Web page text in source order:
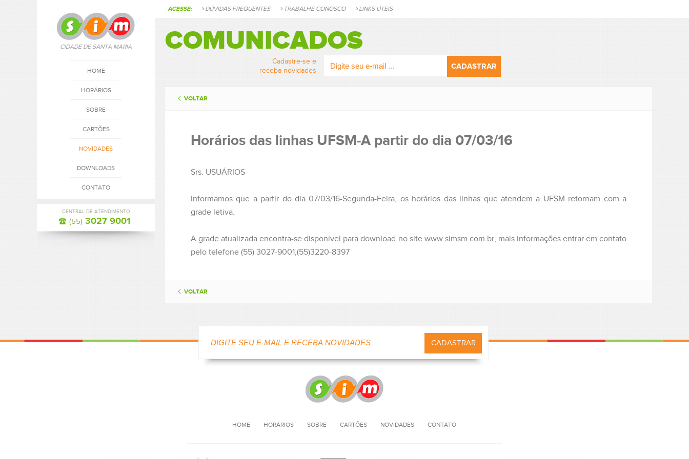
ACESSE: DÚVIDAS FREQUENTES TRABALHE CONOSCO LINKS ÚTEIS
CIDADE DE SANTA MARIA
HOME
HORÁRIOS
SOBRE
CARTÕES
NOVIDADES
DOWNLOADS
CONTATO
CENTRAL DE ATENDIMENTO
(55) 3027 9001
COMUNICADOS
Cadastre-se e
receba novidades
VOLTAR
Horários das linhas UFSM-A partir do dia 07/03/16
Srs. USUÁRIOS
Informamos que a partir do dia 07/03/16-Segunda-Feira, os horários das linhas que atendem a UFSM retornam com a
grade letiva.
A grade atualizada encontra-se disponível para download no site www.simsm.com.br, mais informações entrar em contato
pelo telefone (55) 3027-9001,(55)3220-8397
VOLTAR
HOME HORÁRIOS SOBRE CARTÕES NOVIDADES CONTATO